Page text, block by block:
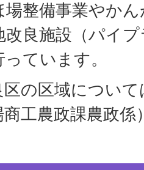
場整備事業やか
改良施設（パイ
ています。
の区域につい
商工農政課農政